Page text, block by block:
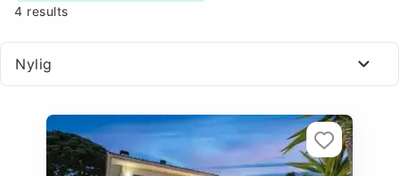
4 results
Nylig